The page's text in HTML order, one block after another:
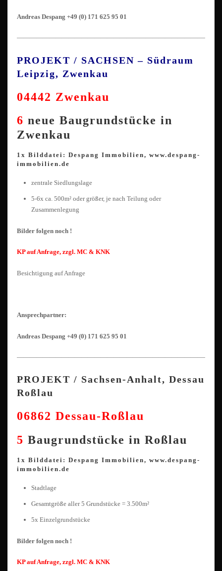
Andreas Despang +49 (0) 171 625 95 01
PROJEKT / SACHSEN – Südraum
Leipzig, Zwenkau
04442 Zwenkau
6 neue Baugrundstücke in
Zwenkau
1x Bilddatei: Despang Immobilien, www.despang-
immobilien.de
zentrale Siedlungslage
5-6x ca. 500m² oder größer, je nach Teilung oder
Zusammenlegung
Bilder folgen noch !
KP auf Anfrage, zzgl. MC & KNK
Besichtigung auf Anfrage
Ansprechpartner:
Andreas Despang +49 (0) 171 625 95 01
PROJEKT / Sachsen-Anhalt, Dessau
Roßlau
06862 Dessau-Roßlau
5 Baugrundstücke in Roßlau
1x Bilddatei: Despang Immobilien, www.despang-
immobilien.de
Stadtlage
Gesamtgröße aller 5 Grundstücke = 3.500m²
5x Einzelgrundstücke
Bilder folgen noch !
KP auf Anfrage, zzgl. MC & KNK